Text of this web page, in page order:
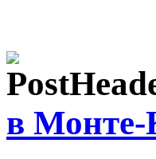
в Монте-